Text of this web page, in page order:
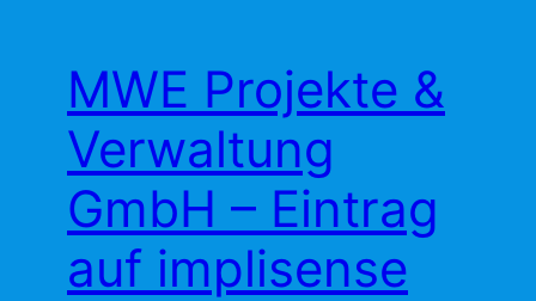
MWE Projekte &
Verwaltung
GmbH – Eintrag
auf implisense